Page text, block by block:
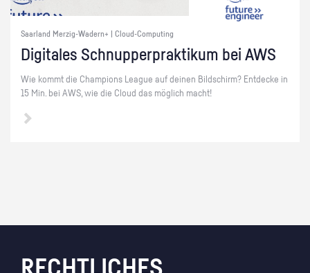
Saarland Merzig-Wadern+ | Cloud-Computing
Di­gi­ta­les Schnup­per­prak­ti­kum bei AWS
Wie kommt die Cham­pi­ons Le­ague auf dei­nen Bild­schirm? Ent­de­cke in
15 Min. bei AWS, wie die Cloud das mög­lich macht!